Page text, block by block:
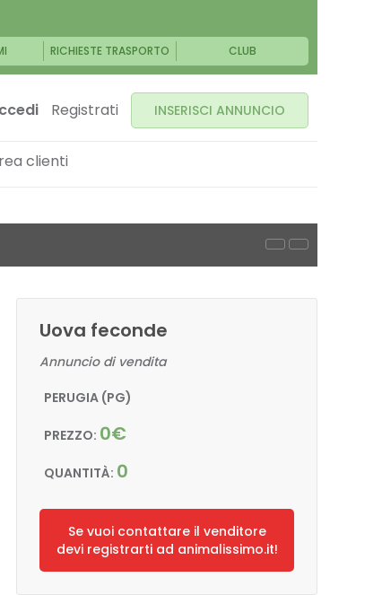
RICHIESTE TRASPORTO CLUB
Registrati INSERISCI ANNUNCIO
clienti
Uova feconde
Annuncio di vendita
PERUGIA (PG)
PREZZO: 0€
QUANTITÀ: 0
Se vuoi contattare il venditore
devi registrarti ad animalissimo.it!